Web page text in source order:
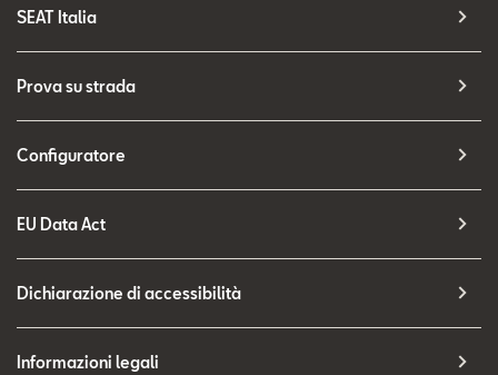
SEAT Italia
Prova su strada
Configuratore
EU Data Act
Dichiarazione di accessibilità
Informazioni legali